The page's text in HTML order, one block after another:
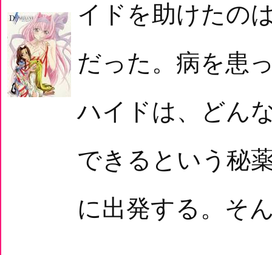
イドを助けたの
だった。病を患
ハイドは、どん
できるという秘
に出発する。そ